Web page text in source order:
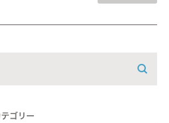
テゴリー